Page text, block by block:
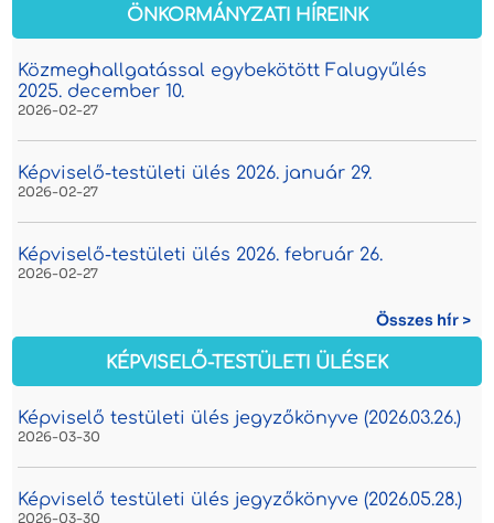
ÖNKORMÁNYZATI HÍREINK
Közmeghallgatással egybekötött Falugyűlés
2025. december 10.
2026-02-27
Képviselő-testületi ülés 2026. január 29.
2026-02-27
Képviselő-testületi ülés 2026. február 26.
2026-02-27
Összes hír >
KÉPVISELŐ-TESTÜLETI ÜLÉSEK
Képviselő testületi ülés jegyzőkönyve (2026.03.26.)
2026-03-30
Képviselő testületi ülés jegyzőkönyve (2026.05.28.)
2026-03-30